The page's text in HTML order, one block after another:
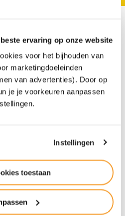
ervaring op onze website
voor het bijhouden van
marketingdoeleinden
van advertenties). Door op
je je voorkeuren aanpassen
Instellingen
toestaan
bij de
af: wat voor
gaan beiden naar Het
van Vanessa
van..)